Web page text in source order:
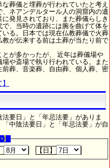
葬儀と埋葬が行われていたと考え
ネアンデルタール人の洞窟内の遺
発見されており、また葬儀らしき
、当時の遺跡には腕を曲げて体を
る。日本では現在仏教葬儀で火葬
が伝来する前は土葬が当たり前で
が多かったが、 近年は葬儀場や
や斎場で執り行われている。また
葬、音楽葬、自由葬、個人葬、密
要日」と「年忌法要」がありま
中陰法要日」と「年忌法要」が自
【日】